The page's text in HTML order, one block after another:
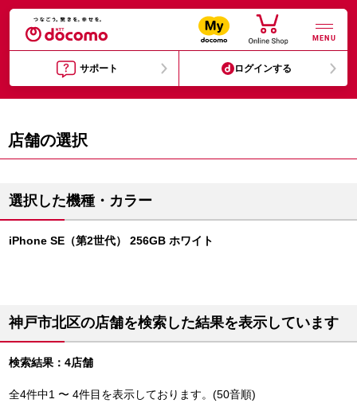
MENU
サポート ログインする
店舗の選択
選択した機種・カラー
iPhone SE（第2世代） 256GB ホワイト
神戸市北区の店舗を検索した結果を表示しています
検索結果：4店舗
全4件中1 〜 4件目を表示しております。(50音順)